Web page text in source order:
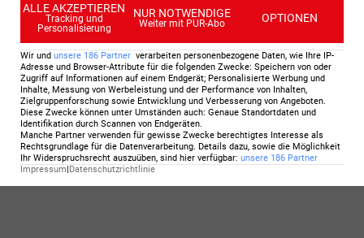
ALLE AKZEPTIEREN
Tracking und
Personalisierung
NUR NOTWENDIGE
Weiter mit PUR-Abo OPTIONEN
Wir und unsere 186 Partner verarbeiten personenbezogene Daten, wie Ihre IP-
Adresse und Browser-Attribute für die folgenden Zwecke: Speichern von oder
Zugriff auf Informationen auf einem Endgerät; Personalisierte Werbung und
Inhalte, Messung von Werbeleistung und der Performance von Inhalten,
Zielgruppenforschung sowie Entwicklung und Verbesserung von Angeboten
Diese Zwecke können unter Umständen auch: Genaue Standortdaten und
Identifikation durch Scannen von Endgeräten
Manche Partner verwenden für gewisse Zwecke berechtigtes Interesse als
Rechtsgrundlage für die Datenverarbeitung. Details dazu, sowie die Möglichkeit
Ihr Widerspruchsrecht auszuüben, sind hier verfügbar: unsere 186 Partner
Impressum|Datenschutzrichtlinie